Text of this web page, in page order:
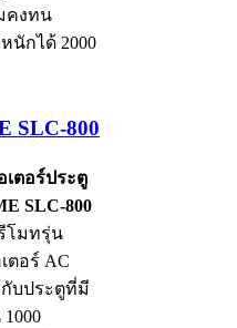
คงทน
นักได้ 2000
SLC-800
ตอร์ประตู
SLC-800
โมทรุ่น
ตอร์ AC
บประตูที่มี